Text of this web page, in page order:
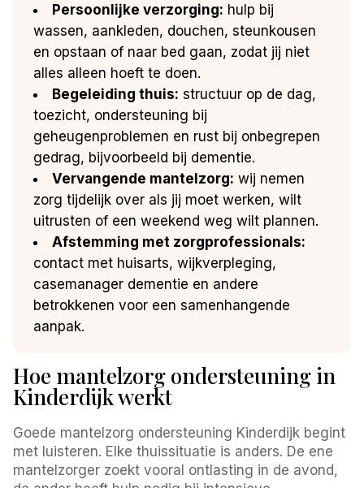
Persoonlijke verzorging: hulp bij
wassen, aankleden, douchen, steunkousen
en opstaan of naar bed gaan, zodat jij niet
alles alleen hoeft te doen.
Begeleiding thuis: structuur op de dag,
toezicht, ondersteuning bij
geheugenproblemen en rust bij onbegrepen
gedrag, bijvoorbeeld bij dementie.
Vervangende mantelzorg: wij nemen
zorg tijdelijk over als jij moet werken, wilt
uitrusten of een weekend weg wilt plannen.
Afstemming met zorgprofessionals:
contact met huisarts, wijkverpleging,
casemanager dementie en andere
betrokkenen voor een samenhangende
aanpak.
Hoe mantelzorg ondersteuning in
Kinderdijk werkt
Goede mantelzorg ondersteuning Kinderdijk begint
met luisteren. Elke thuissituatie is anders. De ene
mantelzorger zoekt vooral ontlasting in de avond,